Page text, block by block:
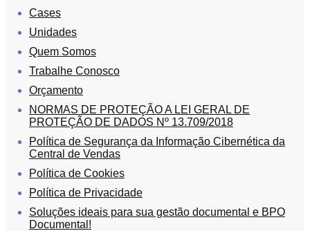
Cases
Unidades
Quem Somos
Trabalhe Conosco
Orçamento
NORMAS DE PROTEÇÃO A LEI GERAL DE
PROTEÇÃO DE DADOS Nº 13.709/2018
Política de Segurança da Informação Cibernética da
Central de Vendas
Política de Cookies
Política de Privacidade
Soluções ideais para sua gestão documental e BPO
Documental!